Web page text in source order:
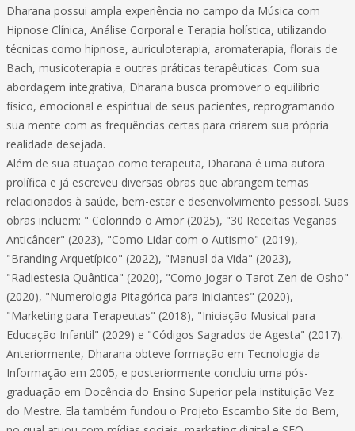
Dharana possui ampla experiência no campo da Música com
Hipnose Clínica, Análise Corporal e Terapia holística, utilizando
técnicas como hipnose, auriculoterapia, aromaterapia, florais de
Bach, musicoterapia e outras práticas terapêuticas. Com sua
abordagem integrativa, Dharana busca promover o equilíbrio
físico, emocional e espiritual de seus pacientes, reprogramando
sua mente com as frequências certas para criarem sua própria
realidade desejada.
Além de sua atuação como terapeuta, Dharana é uma autora
prolífica e já escreveu diversas obras que abrangem temas
relacionados à saúde, bem-estar e desenvolvimento pessoal. Suas
obras incluem: " Colorindo o Amor (2025), "30 Receitas Veganas
Anticâncer" (2023), "Como Lidar com o Autismo" (2019),
"Branding Arquetípico" (2022), "Manual da Vida" (2023),
"Radiestesia Quântica" (2020), "Como Jogar o Tarot Zen de Osho"
(2020), "Numerologia Pitagórica para Iniciantes" (2020),
"Marketing para Terapeutas" (2018), "Iniciação Musical para
Educação Infantil" (2029) e "Códigos Sagrados de Agesta" (2017).
Anteriormente, Dharana obteve formação em Tecnologia da
Informação em 2005, e posteriormente concluiu uma pós-
graduação em Docência do Ensino Superior pela instituição Vez
do Mestre. Ela também fundou o Projeto Escambo Site do Bem,